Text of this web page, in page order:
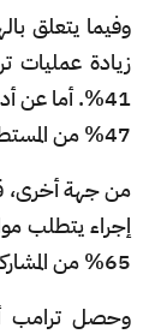
زيادة عمليات
41%. أما عن
47% من المستطلعين.
من جهة أخرى،
إجراء يتطلب
65% من المشاركين، بمن فيهم 40% من الجمهوريين.
وحصل ترامب